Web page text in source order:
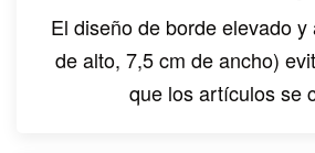
El diseño de borde elevado
de alto, 7,5 cm de ancho)
que los artículos se